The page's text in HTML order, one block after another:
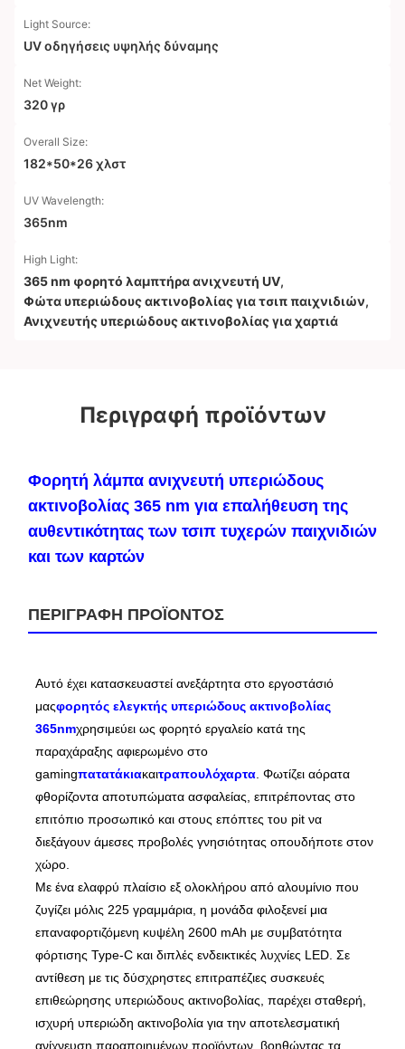
Light Source:
UV οδηγήσεις υψηλής δύναμης
Net Weight:
320 γρ
Overall Size:
182*50*26 χλστ
UV Wavelength:
365nm
High Light:
365 nm φορητό λαμπτήρα ανιχνευτή UV,
Φώτα υπεριώδους ακτινοβολίας για τσιπ παιχνιδιών,
Ανιχνευτής υπεριώδους ακτινοβολίας για χαρτιά
Περιγραφή προϊόντων
Φορητή λάμπα ανιχνευτή υπεριώδους
ακτινοβολίας 365 nm για επαλήθευση της
αυθεντικότητας των τσιπ τυχερών παιχνιδιών
και των καρτών
ΠΕΡΙΓΡΑΦΗ ΠΡΟΪΟΝΤΟΣ
Αυτό έχει κατασκευαστεί ανεξάρτητα στο εργοστάσιό
μαςφορητός ελεγκτής υπεριώδους ακτινοβολίας
365nmχρησιμεύει ως φορητό εργαλείο κατά της
παραχάραξης αφιερωμένο στο
gamingπατατάκιακαιτραπουλόχαρτα . Φωτίζει αόρατα
φθορίζοντα αποτυπώματα ασφαλείας, επιτρέποντας στο
επιτόπιο προσωπικό και στους επόπτες του pit να
διεξάγουν άμεσες προβολές γνησιότητας οπουδήποτε στον
χώρο.
Με ένα ελαφρύ πλαίσιο εξ ολοκλήρου από αλουμίνιο που
ζυγίζει μόλις 225 γραμμάρια, η μονάδα φιλοξενεί μια
επαναφορτιζόμενη κυψέλη 2600 mAh με συμβατότητα
φόρτισης Type-C και διπλές ενδεικτικές λυχνίες LED. Σε
αντίθεση με τις δύσχρηστες επιτραπέζιες συσκευές
επιθεώρησης υπεριώδους ακτινοβολίας, παρέχει σταθερή,
ισχυρή υπεριώδη ακτινοβολία για την αποτελεσματική
ανίχνευση παραποιημένων προϊόντων, βοηθώντας τα